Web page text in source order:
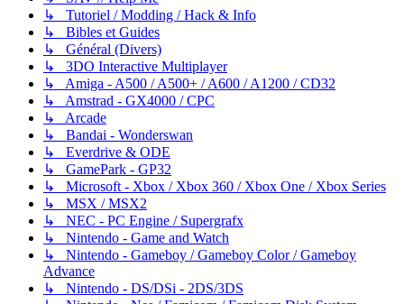
↳ Tutoriel / Modding / Hack & Info
↳ Bibles et Guides
↳ Général (Divers)
↳ 3DO Interactive Multiplayer
↳ Amiga - A500 / A500+ / A600 / A1200 / CD32
↳ Amstrad - GX4000 / CPC
↳ Arcade
↳ Bandai - Wonderswan
↳ Everdrive & ODE
↳ GamePark - GP32
↳ Microsoft - Xbox / Xbox 360 / Xbox One / Xbox Series
↳ MSX / MSX2
↳ NEC - PC Engine / Supergrafx
↳ Nintendo - Game and Watch
↳ Nintendo - Gameboy / Gameboy Color / Gameboy
Advance
↳ Nintendo - DS/DSi - 2DS/3DS